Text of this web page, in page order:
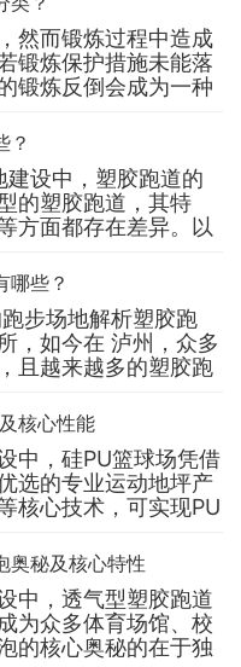
粘结强度的杂质，直
然而锻炼过程中造成
锻炼保护措施未能落
锻炼反倒会成为一种
炼带来的伤害。而塑
部分便是塑胶跑道，
跑道究竟包含哪些种
道类型依据跑道的结
跑道、复
？
设中，塑胶跑道的
的塑胶跑道，其特
方面都存在差异。以
塑胶跑道预制构件型
道在田径运动场中较
胶跑道，以其卓越的
为专业运动员提供了
备出色
哪些？
步场地解析塑胶跑
，如今在 泸州，众多
且越来越多的塑胶跑
到高标准。部分塑胶
塑胶，厚度不均，塑
处外露。在这样的场
踩空的情况。还有不
核心性能
中，硅PU篮球场凭借
选的专业运动地坪产
核心技术，可实现PU
时兼具常规PU与丙烯
泸州室内外各类篮球
的核心优越性能如
紫外线、臭氧、雨水
奥秘及核心特性
中，透气型塑胶跑道
为众多体育场馆、校
的核心奥秘的在于独